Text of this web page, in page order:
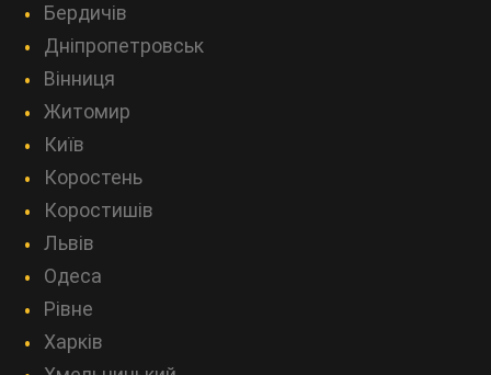
Бердичів
Дніпропетровськ
Вінниця
Житомир
Київ
Коростень
Коростишів
Львів
Одеса
Рівне
Харків